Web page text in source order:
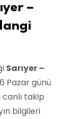
–
Sarıyer –
Pazar günü
takip
bilgileri